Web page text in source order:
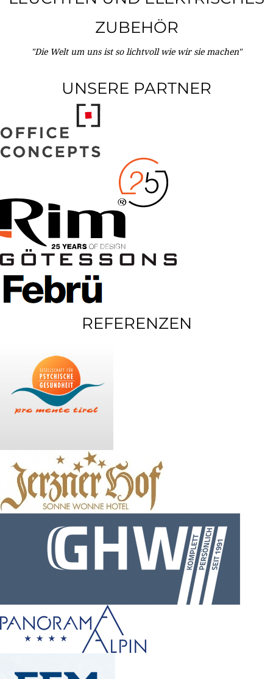
ZUBEHÖR
"Die Welt um uns ist so lichtvoll wie wir sie machen"
UNSERE PARTNER
REFERENZEN